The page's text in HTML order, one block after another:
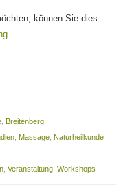
können Sie dies
.
, Breitenberg,
, Massage, Naturheilkunde,
, Veranstaltung, Workshops